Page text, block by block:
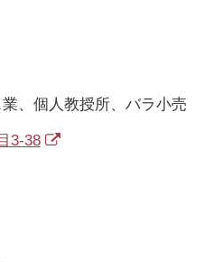
、個人教授所、バラ小売
3-38